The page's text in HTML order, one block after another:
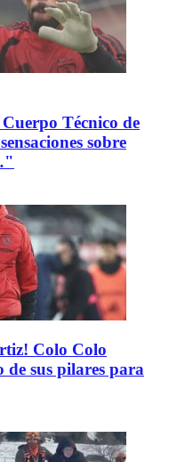
Técnico de
sobre
Colo Colo
de sus pilares para